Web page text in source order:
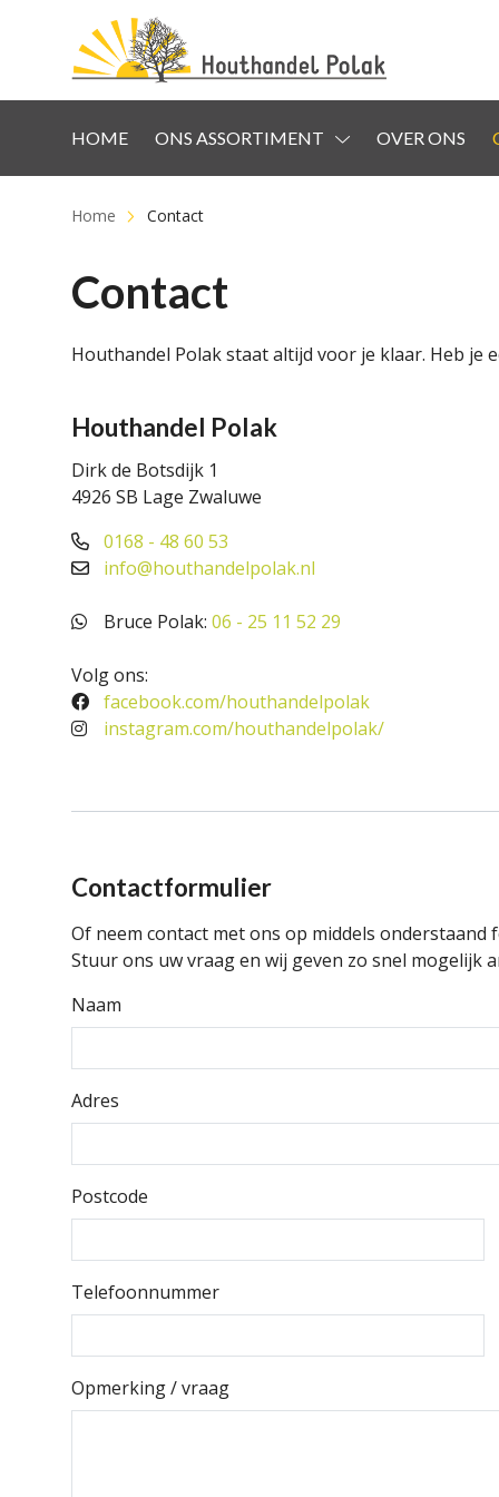
HOME ONS ASSORTIMENT
Teak FEQ
Boomstambladen Exotisch
Geïmpregneerd Tuinhout en
Hardhout tuinhout
Tops elektrische gitaar
Steigerhout
Siberisch Lariks
Geschuurde boomstambladen
OVER ONS
Home Contact
Contact
Houthandel Polak staat altijd voor je klaar. Heb je
Houthandel Polak
Dirk de Botsdijk 1
4926 SB Lage Zwaluwe
0168 - 48 60 53
info@houthandelpolak.nl
Bruce Polak: 06 - 25 11 52 29
Volg ons:
facebook.com/houthandelpolak
instagram.com/houthandelpolak/
Contactformulier
Of neem contact met ons op middels onderstaand
Stuur ons uw vraag en wij geven zo snel mogelijk
Naam
Adres
Postcode
Telefoonnummer
Opmerking / vraag